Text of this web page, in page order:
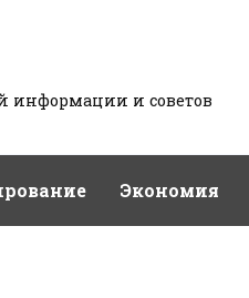
информации и советов
Экономия